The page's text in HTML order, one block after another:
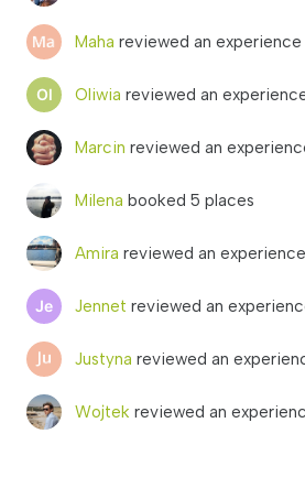
Maha reviewed an experience
Oliwia reviewed an
Marcin reviewed an
Milena booked 5 places
Amira reviewed an
Jennet reviewed an
Justyna reviewed an
Wojtek reviewed an